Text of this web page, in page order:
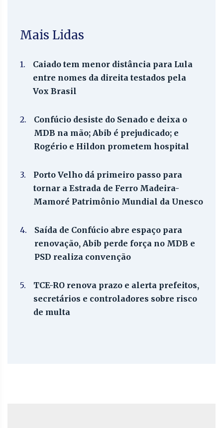
Mais Lidas
1.
Caiado tem menor distância para Lula
entre nomes da direita testados pela
Vox Brasil
2.
Confúcio desiste do Senado e deixa o
MDB na mão; Abib é prejudicado; e
Rogério e Hildon prometem hospital
3.
Porto Velho dá primeiro passo para
tornar a Estrada de Ferro Madeira-
Mamoré Patrimônio Mundial da Unesco
4.
Saída de Confúcio abre espaço para
renovação, Abib perde força no MDB e
PSD realiza convenção
5.
TCE-RO renova prazo e alerta prefeitos,
secretários e controladores sobre risco
de multa